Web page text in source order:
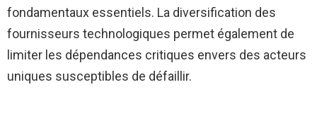
fondamentaux essentiels. La diversification des
fournisseurs technologiques permet également de
limiter les dépendances critiques envers des acteurs
uniques susceptibles de défaillir.